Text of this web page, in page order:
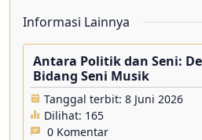
Informasi Lainnya
Antara Politik dan Seni:
Bidang Seni Musik
Tanggal terbit: 8 Juni 2026
Dilihat: 165
0 Komentar